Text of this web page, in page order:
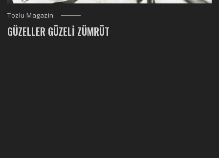
Tozlu Magazin
GÜZELLER GÜZELI ZÜMRÜT